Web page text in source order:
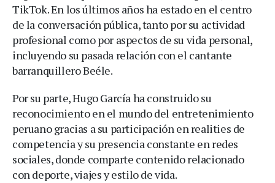
TikTok. En los últimos años ha estado en el centro
de la conversación pública, tanto por su actividad
profesional como por aspectos de su vida personal,
incluyendo su pasada relación con el cantante
barranquillero Beéle.
Por su parte, Hugo García ha construido su
reconocimiento en el mundo del entretenimiento
peruano gracias a su participación en realities de
competencia y su presencia constante en redes
sociales, donde comparte contenido relacionado
con deporte, viajes y estilo de vida.